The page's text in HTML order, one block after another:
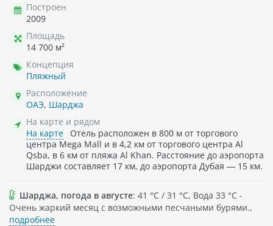
Построен
2009
Площадь
14 700 м²
Концепция
Пляжный
Расположение
ОАЭ, Шарджа
На карте и рядом
На карте
​Отель расположен в 800 м от торгового
центра Mega Mall и в 4,2 км от торгового центра Al
Qsba, в 6 км от пляжа Al Khan. Расстояние до аэропорта
Шарджи составляет 17 км, до аэропорта Дубая — 15 км.
Шарджа, погода в августе: 41 °C / 31 °C, Вода 33 °C -
Очень жаркий месяц с возможными песчаными бурями.,
подробнее